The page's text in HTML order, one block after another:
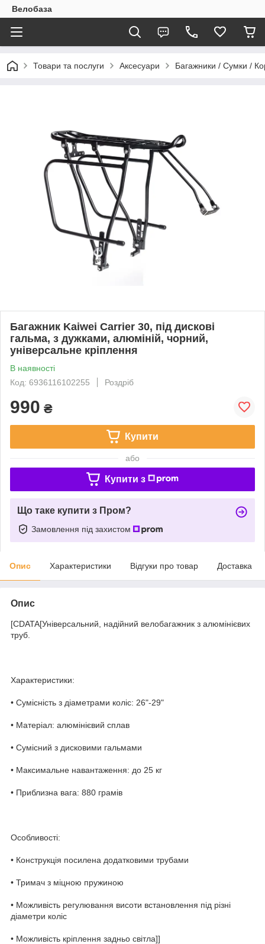
Велобаза
Товари та послуги Аксесуари Багажники / Сумки /
Багажник Kaiwei Carrier 30, під дискові
гальма, з дужками, алюміній, чорний,
універсальне кріплення
В наявності
Код: 6936116102255
Роздріб
990 ₴
Купити
або
Купити з
Що таке купити з Пром?
Замовлення під захистом
Опис Характеристики Відгуки про товар Доставка
Опис
[CDATA[Універсальний, надійний велобагажник з алюмінієвих
труб.
Характеристики:
• Сумісність з діаметрами коліс: 26"-29"
• Матеріал: алюмінієвий сплав
• Сумісний з дисковими гальмами
• Максимальне навантаження: до 25 кг
• Приблизна вага: 880 грамів
Особливості:
• Конструкція посилена додатковими трубами
• Тримач з міцною пружиною
• Можливість регулювання висоти встановлення під різні
діаметри коліс
• Можливість кріплення задньо світла]]